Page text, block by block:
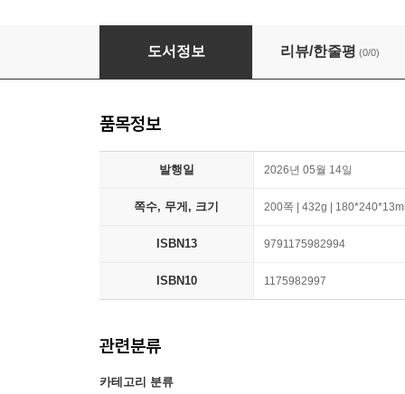
봄날이여 온다
도서정보 리뷰/한줄평 (0/0)
품목정보
발행일 2026년 05월 14일
쪽수, 무게, 크기 200쪽 | 432g |
ISBN13 9791175982994
ISBN10 1175982997
관련분류
카테고리 분류